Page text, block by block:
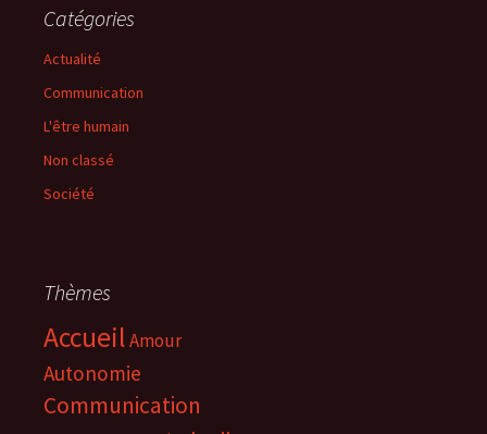
Catégories
Actualité
Communication
L'être humain
Non classé
Société
Thèmes
AccueilAmour
Autonomie
Communication